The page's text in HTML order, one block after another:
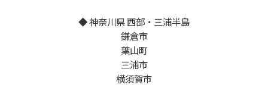
◆ 神奈川県 西部・三浦半島
鎌倉市
葉山町
三浦市
横須賀市